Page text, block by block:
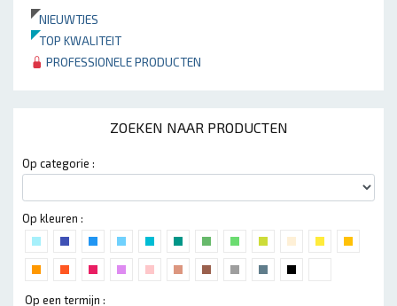
NIEUWTJES
TOP KWALITEIT
PROFESSIONELE PRODUCTEN
ZOEKEN NAAR PRODUCTEN
Op categorie :
Op kleuren :
Op een termijn :